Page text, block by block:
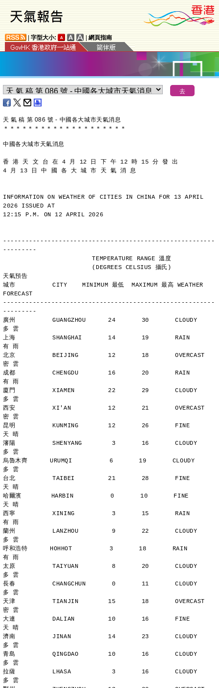
字型大小: 網頁指南
天 氣 稿 第 086 號 - 中國各大城市天氣消息
＊ ＊ ＊ ＊ ＊ ＊ ＊ ＊ ＊ ＊ ＊ ＊ ＊ ＊ ＊ ＊ ＊ ＊ ＊ ＊
中國各大城市天氣消息
香 港 天 文 台 在 4 月 12 日 下 午 12 時 15 分 發 出
4 月 13 日 中 國 各 大 城 市 天 氣 消 息
INFORMATION ON WEATHER OF CITIES IN CHINA FOR 13 APRIL
2026 ISSUED AT
12:15 P.M. ON 12 APRIL 2026
---------------------------------------------------------
---------
                        TEMPERATURE RANGE 溫度
天氣預告
城市          CITY    MINIMUM 最低  MAXIMUM 最高 WEATHER
FORECAST
---------------------------------------------------------
---------
廣州          GUANGZHOU      24       30       CLOUDY
多 雲
上海          SHANGHAI       14       19       RAIN
有 雨
北京          BEIJING        12       18       OVERCAST
密 雲
成都          CHENGDU        16       20       RAIN
有 雨
廈門          XIAMEN         22       29       CLOUDY
多 雲
西安          XI'AN          12       21       OVERCAST
密 雲
昆明          KUNMING        12       26       FINE
天 晴
瀋陽          SHENYANG        3       16       CLOUDY
多 雲
烏魯木齊      URUMQI          6       19       CLOUDY
多 雲
台北          TAIBEI         21       28       FINE
天 晴
哈爾濱        HARBIN          0       10       FINE
天 晴
西寧          XINING          3       15       RAIN
有 雨
蘭州          LANZHOU         9       22       CLOUDY
多 雲
呼和浩特      HOHHOT          3       18       RAIN
有 雨
太原          TAIYUAN         8       20       CLOUDY
多 雲
長春          CHANGCHUN       0       11       CLOUDY
多 雲
天津          TIANJIN        15       18       OVERCAST
密 雲
大連          DALIAN         10       16       FINE
天 晴
濟南          JINAN          14       23       CLOUDY
多 雲
青島          QINGDAO        10       16       CLOUDY
多 雲
拉薩          LHASA           3       16       CLOUDY
多 雲